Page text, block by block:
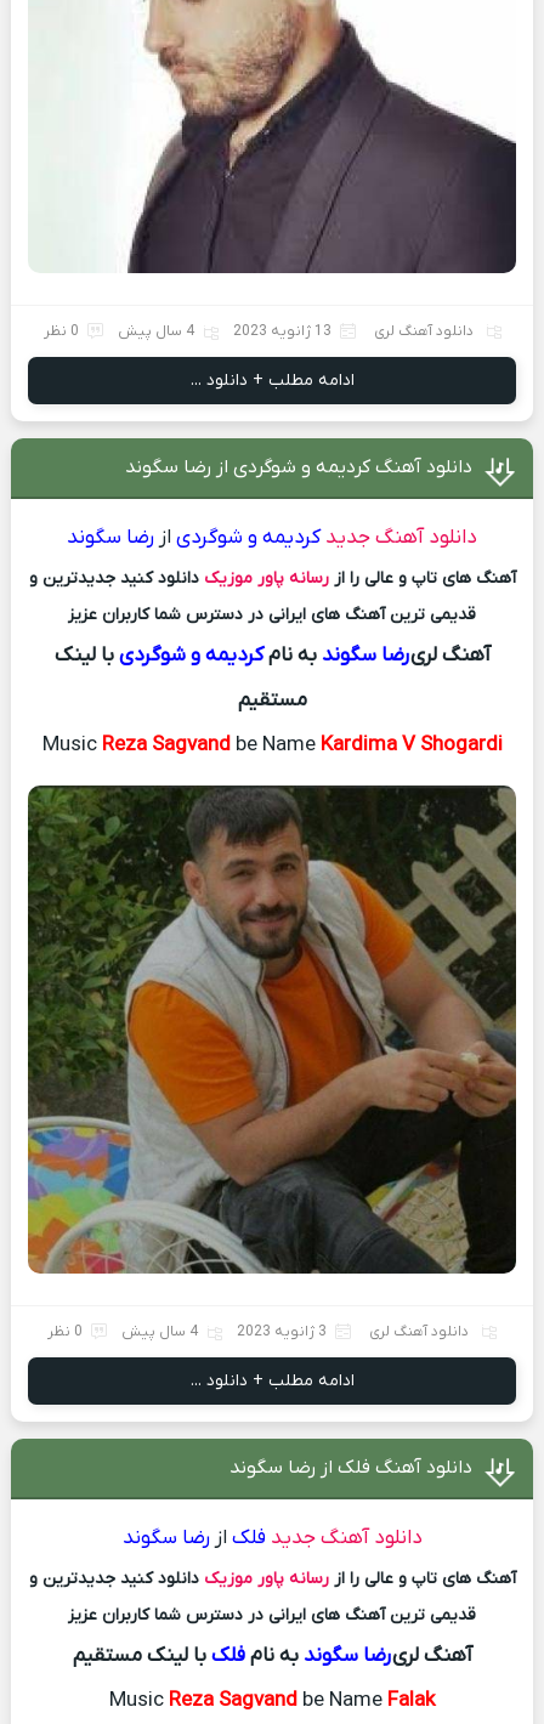
دانلود آهنگ لری 13 ژانویه 2023 4 سال پیش 0 نظر
ادامه مطلب + دانلود ...
دانلود آهنگ کردیمه و شوگردی از رضا سگوند
دانلود آهنگ جدید کردیمه و شوگردی از رضا سگوند
آهنگ های تاپ و عالی را ازرسانه پاور موزیک دانلود کنید جدیدترین و
قدیمی ترین آهنگ های ایرانی در دسترس شما کاربران عزیز
آهنگ لریرضا سگوند به نامکردیمه و شوگردیبا لینک
مستقیم
MusicReza Sagvand be NameKardima V Shogardi
دانلود آهنگ لری 3 ژانویه 2023 4 سال پیش 0 نظر
ادامه مطلب + دانلود ...
دانلود آهنگ فلک از رضا سگوند
دانلود آهنگ جدید فلک از رضا سگوند
آهنگ های تاپ و عالی را ازرسانه پاور موزیک دانلود کنید جدیدترین و
قدیمی ترین آهنگ های ایرانی در دسترس شما کاربران عزیز
آهنگ لریرضا سگوند به نامفلکبا لینک مستقیم
Music Reza Sagvand be Name Falak